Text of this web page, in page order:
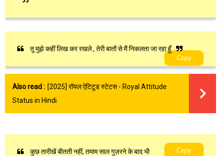
तू मुझे कहीं लिख कर रखले , तेरी बातों से मैं निकलता जा रहा हूँ
Copy
Also read : [2025] रॉयल ऐटिटूड स्टेटस - Royal Attitude
Status in Hindi
कुछ तारीखें बीतती नहीं, तमाम साल गुज़रने के बाद भी Copy